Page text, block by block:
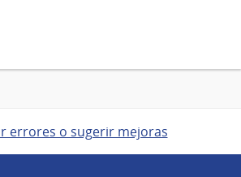
errores o sugerir mejoras